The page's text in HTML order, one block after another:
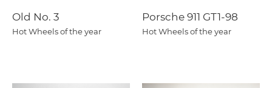
Old No. 3
Hot Wheels of the year
Porsche 911 GT1-98
Hot Wheels of the year